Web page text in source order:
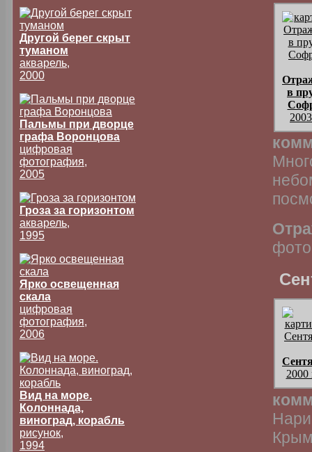
Другой берег скрыт
туманом
акварель,
2000
Пальмы при дворце
графа Воронцова
цифровая
фотография,
2005
Гроза за горизонтом
акварель,
1995
Ярко освещенная
скала
цифровая
фотография,
2006
Вид на море.
Колоннада,
виноград, корабль
рисунок,
1994
в
2000